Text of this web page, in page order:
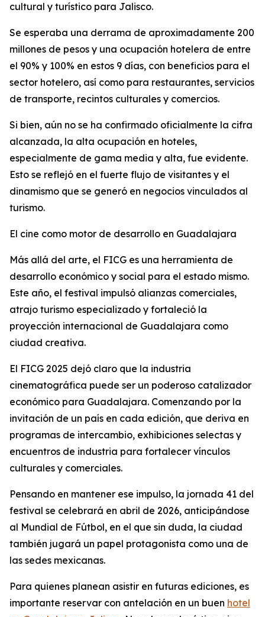
cultural y turístico para Jalisco.
Se esperaba una derrama de aproximadamente 200
millones de pesos y una ocupación hotelera de entre
el 90% y 100% en estos 9 días, con beneficios para el
sector hotelero, así como para restaurantes, servicios
de transporte, recintos culturales y comercios.
Si bien, aún no se ha confirmado oficialmente la cifra
alcanzada, la alta ocupación en hoteles,
especialmente de gama media y alta, fue evidente.
Esto se reflejó en el fuerte flujo de visitantes y el
dinamismo que se generó en negocios vinculados al
turismo.
El cine como motor de desarrollo en Guadalajara
Más allá del arte, el FICG es una herramienta de
desarrollo económico y social para el estado mismo.
Este año, el festival impulsó alianzas comerciales,
atrajo turismo especializado y fortaleció la
proyección internacional de Guadalajara como
ciudad creativa.
El FICG 2025 dejó claro que la industria
cinematográfica puede ser un poderoso catalizador
económico para Guadalajara. Comenzando por la
invitación de un país en cada edición, que deriva en
programas de intercambio, exhibiciones selectas y
encuentros de industria para fortalecer vínculos
culturales y comerciales.
Pensando en mantener ese impulso, la jornada 41 del
festival se celebrará en abril de 2026, anticipándose
al Mundial de Fútbol, en el que sin duda, la ciudad
también jugará un papel protagonista como una de
las sedes mexicanas.
Para quienes planean asistir en futuras ediciones, es
importante reservar con antelación en un buen hotel